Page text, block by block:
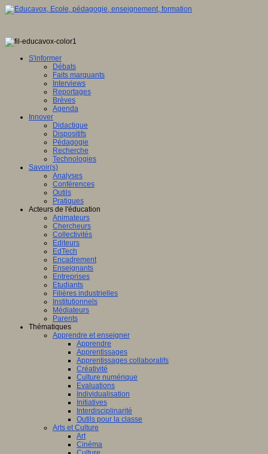
S'informer
Débats
Faits marquants
Interviews
Reportages
Brèves
Agenda
Innover
Didactique
Dispositifs
Pédagogie
Recherche
Technologies
Savoir(s)
Analyses
Conférences
Outils
Pratiques
Acteurs de l'éducation
Animateurs
Chercheurs
Collectivités
Editeurs
EdTech
Encadrement
Enseignants
Entreprises
Etudiants
Filières industrielles
Institutionnels
Médiateurs
Parents
Thématiques
Apprendre et enseigner
Apprendre
Apprentissages
Apprentissages collaboratifs
Créativité
Culture numérique
Evaluations
Individualisation
Initiatives
Interdisciplinarité
Outils pour la classe
Arts et Culture
Art
Cinéma